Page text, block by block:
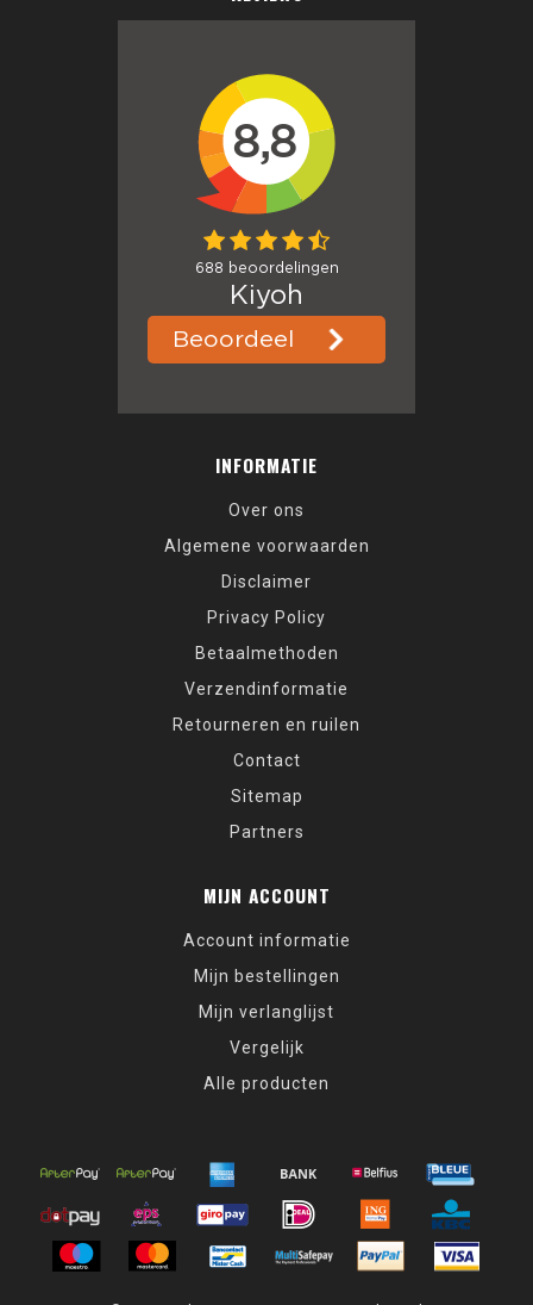
INFORMATIE
Over ons
Algemene voorwaarden
Disclaimer
Privacy Policy
Betaalmethoden
Verzendinformatie
Retourneren en ruilen
Contact
Sitemap
Partners
MIJN ACCOUNT
Account informatie
Mijn bestellingen
Mijn verlanglijst
Vergelijk
Alle producten